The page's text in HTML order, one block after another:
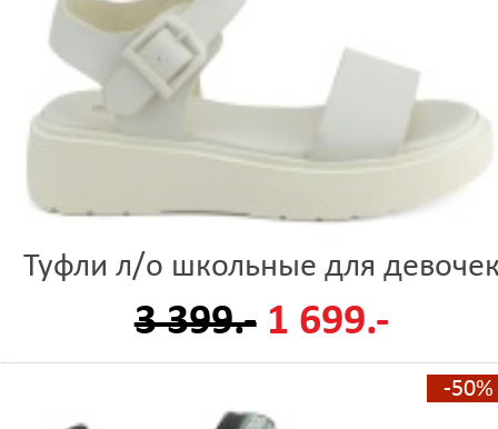
Туфли л/о школьные для
3 399.- 1 699.-
-50%